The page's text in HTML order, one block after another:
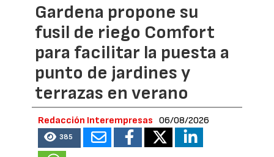
Gardena propone su
fusil de riego Comfort
para facilitar la puesta a
punto de jardines y
terrazas en verano
Redacción Interempresas 06/08/2026
385